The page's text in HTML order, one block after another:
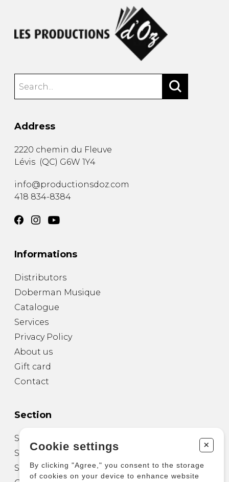
Address
2220 chemin du Fleuve
Lévis (QC) G6W 1Y4
info@productionsdoz.com
418 834-8384
Informations
Distributors
Doberman Musique
Catalogue
Services
Privacy Policy
About us
Gift card
Contact
Section
Sheet Music for Guitar
Sheet Music for other Instruments
Sheet Music for Ensemble
Cookie settings +
By clicking "Agree," you consent to the storage
of cookies on your device to enhance website